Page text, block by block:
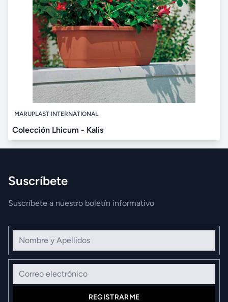
MARUPLAST INTERNATIONAL
Colección Lhicum - Kalis
Suscríbete
Suscríbete a nuestro boletín informativo
Nombre y Apellidos
Correo electrónico
REGISTRARME